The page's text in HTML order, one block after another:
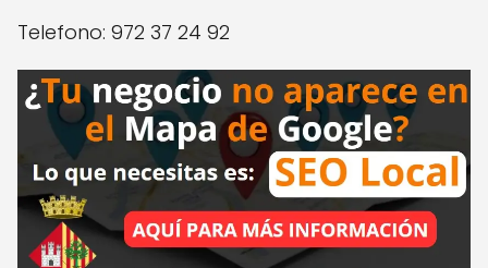
Telefono: 972 37 24 92